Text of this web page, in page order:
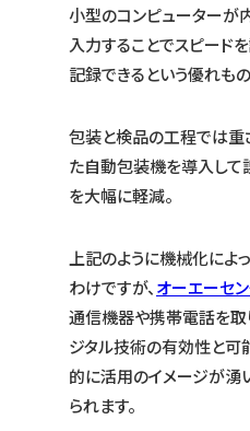
小型のコンピューターが
入力することでスピード
記録できるという優れもの
包装と検品の工程では重
た自動包装機を導入して
を大幅に軽減。
上記のように機械化によ
わけですが、オーエーセ
通信機器や携帯電話を取
ジタル技術の有効性と可
的に活用のイメージが湧
られます。